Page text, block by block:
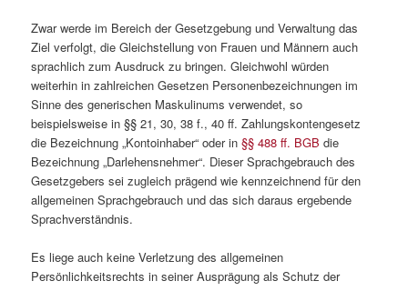
Zwar werde im Bereich der Gesetzgebung und Verwaltung das
Ziel verfolgt, die Gleichstellung von Frauen und Männern auch
sprachlich zum Ausdruck zu bringen. Gleichwohl würden
weiterhin in zahlreichen Gesetzen Personenbezeichnungen im
Sinne des generischen Maskulinums verwendet, so
beispielsweise in §§ 21, 30, 38 f., 40 ff. Zahlungskontengesetz
die Bezeichnung „Kontoinhaber“ oder in§§ 488 ff. BGB die
Bezeichnung „Darlehensnehmer“. Dieser Sprachgebrauch des
Gesetzgebers sei zugleich prägend wie kennzeichnend für den
allgemeinen Sprachgebrauch und das sich daraus ergebende
Sprachverständnis.
Es liege auch keine Verletzung des allgemeinen
Persönlichkeitsrechts in seiner Ausprägung als Schutz der